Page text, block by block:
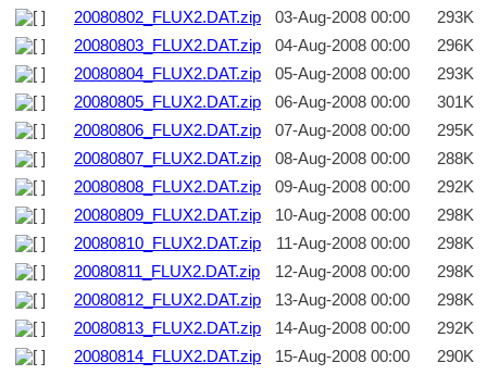
20080802_FLUX2.DAT.zip
03-Aug-2008 00:00
293K
20080803_FLUX2.DAT.zip
04-Aug-2008 00:00
296K
20080804_FLUX2.DAT.zip
05-Aug-2008 00:00
293K
20080805_FLUX2.DAT.zip
06-Aug-2008 00:00
301K
20080806_FLUX2.DAT.zip
07-Aug-2008 00:00
295K
20080807_FLUX2.DAT.zip
08-Aug-2008 00:00
288K
20080808_FLUX2.DAT.zip
09-Aug-2008 00:00
292K
20080809_FLUX2.DAT.zip
10-Aug-2008 00:00
298K
20080810_FLUX2.DAT.zip
11-Aug-2008 00:00
298K
20080811_FLUX2.DAT.zip
12-Aug-2008 00:00
298K
20080812_FLUX2.DAT.zip
13-Aug-2008 00:00
298K
20080813_FLUX2.DAT.zip
14-Aug-2008 00:00
292K
20080814_FLUX2.DAT.zip
15-Aug-2008 00:00
290K